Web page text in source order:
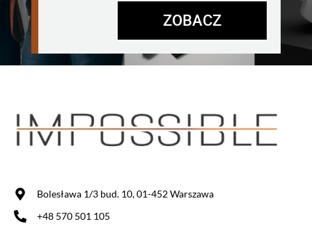
ZOBACZ
Bolesława 1/3 bud. 10, 01-452 Warszawa
+48 570 501 105